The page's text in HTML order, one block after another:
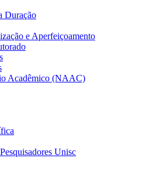
Duração
e Aperfeiçoamento
Acadêmico (NAAC)
Unisc